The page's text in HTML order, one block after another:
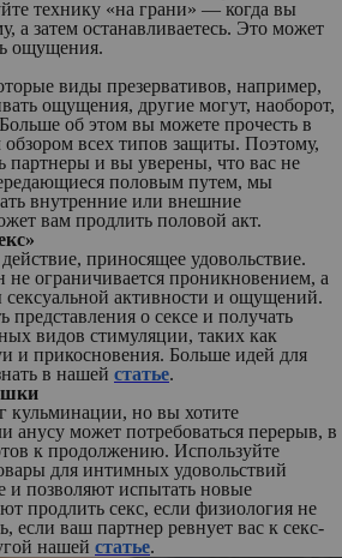
технику «на грани» — когда вы
а затем останавливаетесь. Это может
ощущения.
виды презервативов, например,
ощущения, другие могут, наоборот,
об этом вы можете прочесть в
всех типов защиты. Поэтому,
партнеры и вы уверены, что вас не
половым путем, мы
внутренние или внешние
вам продлить половой акт.
приносящее удовольствие.
ограничивается проникновением, а
активности и ощущений.
представления о сексе и получать
видов стимуляции, таких как
и прикосновения. Больше идей для
в нашей статье.
кульминации, но вы хотите
анусу может потребоваться перерыв, в
к продолжению. Используйте
для интимных удовольствий
и позволяют испытать новые
продлить секс, если физиология не
если ваш партнер ревнует вас к секс-
нашей статье.